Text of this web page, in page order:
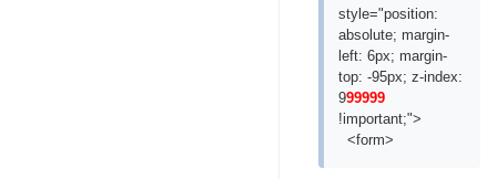
style="position:
absolute; margin-
left: 6px; margin-
top: -95px; z-index:
999999
!important;">
<form>